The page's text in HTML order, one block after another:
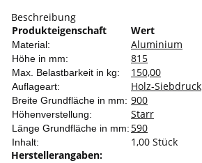
Beschreibung
Produkteigenschaft
Wert
Material: Aluminium
Höhe in mm: 815
Max. Belastbarkeit in kg: 150,00
Auflageart: Holz-Siebdruck
Breite Grundfläche in mm: 900
Höhenverstellung: Starr
Länge Grundfläche in mm: 590
Inhalt:
1,00 Stück
Herstellerangaben: